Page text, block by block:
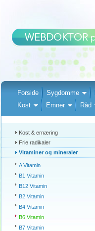
Forside Sygdomme
Kost
Emner Råd
Kost & ernæring
Frie radikaler
Vitaminer og mineraler
A Vitamin
B1 Vitamin
B12 Vitamin
B2 Vitamin
B4 Vitamin
B6 Vitamin
B7 Vitamin